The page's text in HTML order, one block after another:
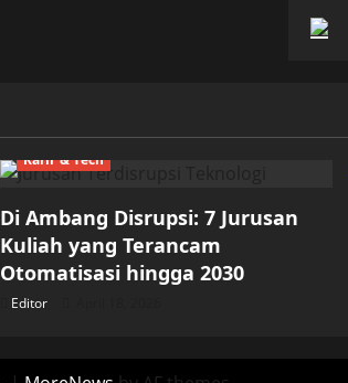
Karir & Tech
Di Ambang Disrupsi: 7 Jurusan
Kuliah yang Terancam
Otomatisasi hingga 2030
Editor